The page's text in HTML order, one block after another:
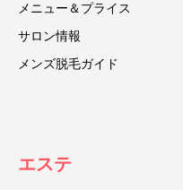
メニュー＆プライス
サロン情報
メンズ脱毛ガイド
エステ